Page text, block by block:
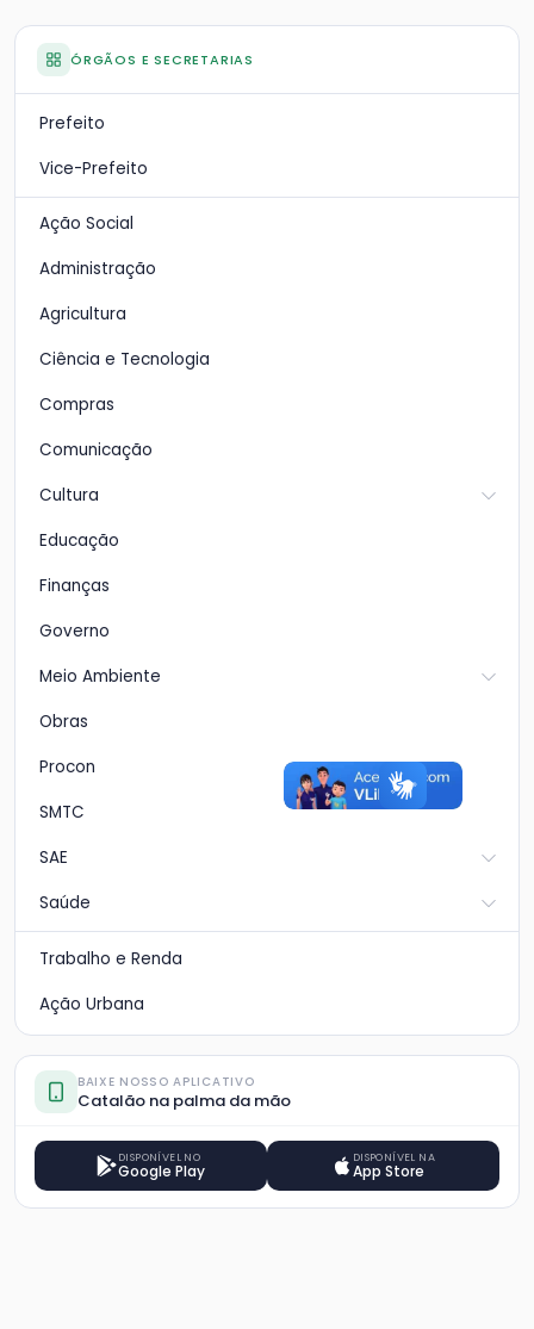
ÓRGÃOS E SECRETARIAS
Prefeito
Vice-Prefeito
Ação Social
Administração
Agricultura
Ciência e Tecnologia
Compras
Comunicação
Cultura
Educação
Finanças
Governo
Meio Ambiente
Obras
Procon
SMTC
SAE
Saúde
Trabalho e Renda
Ação Urbana
BAIXE NOSSO APLICATIVO
Catalão na palma da mão
DISPONÍVEL NO
Google Play
DISPONÍVEL NA
App Store